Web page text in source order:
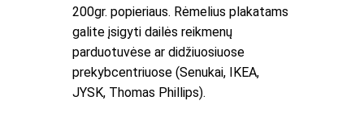
200gr. popieriaus. Rėmelius plakatams
galite įsigyti dailės reikmenų
parduotuvėse ar didžiuosiuose
prekybcentriuose (Senukai, IKEA,
JYSK, Thomas Phillips).